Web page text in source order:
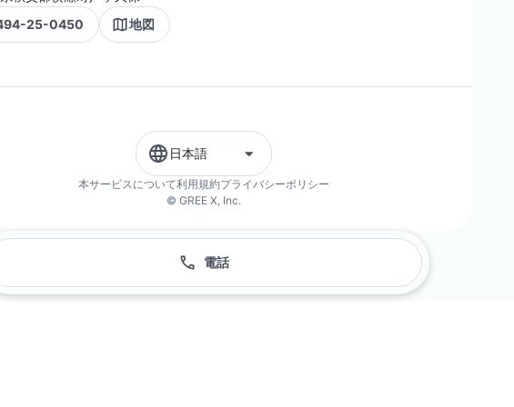
25-0450
地図
日本語
本サービスについて利用規約プライバシーポリシー
© GREE X, Inc.
電話